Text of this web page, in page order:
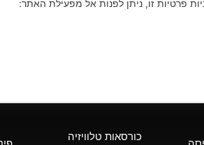
פרטיות זו, ניתן לפנות אל מפעילת האתר:
כורסאות טלוויזיה